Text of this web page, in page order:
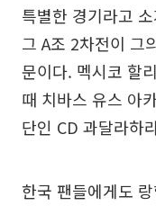
특별한 경기라고
그 A조 2차전이 그
문이다. 멕시코 할
때 치바스 유스 아
단인 CD 과달라하
한국 팬들에게도